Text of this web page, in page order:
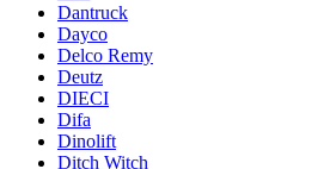
Dantruck
Dayco
Delco Remy
Deutz
DIECI
Difa
Dinolift
Ditch Witch